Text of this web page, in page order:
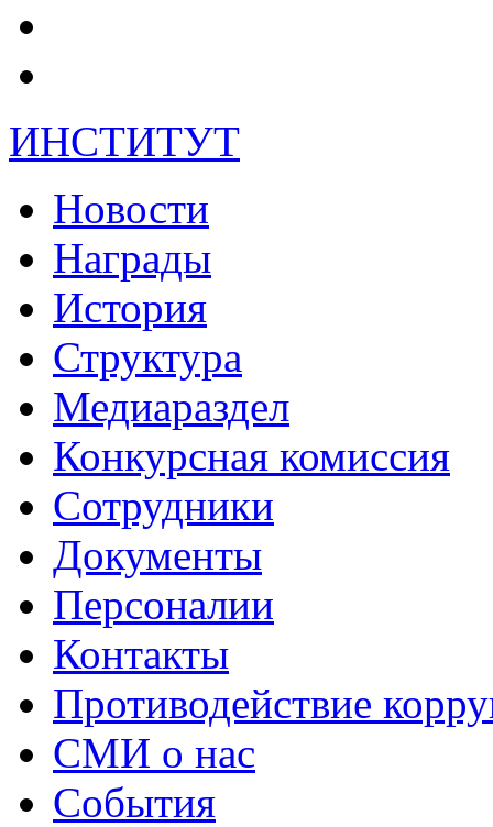
ИНСТИТУТ
Новости
Награды
История
Структура
Медиараздел
Конкурсная комиссия
Сотрудники
Документы
Персоналии
Контакты
Противодействие
СМИ о нас
События